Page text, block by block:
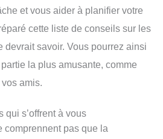
et vous aider à planifier votre
cette liste de conseils sur les
devrait savoir. Vous pourrez ainsi
la plus amusante, comme
amis.
qui s’offrent à vous
comprennent pas que la